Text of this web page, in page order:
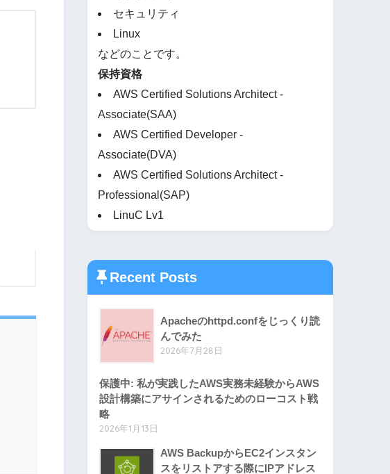
セキュリティ
Linux
などのことです。
保持資格
AWS Certified Solutions Architect -
Associate(SAA)
AWS Certified Developer -
Associate(DVA)
AWS Certified Solutions Architect -
Professional(SAP)
LinuC Lv1
Recent Posts
Apacheのhttpd.confをじっくり読
んでみた
2026年7月28日
保護中: 私が実践したAWS実務未経験からAWS
設計構築にアサインされるためのローコスト戦
略
2026年1月13日
AWS BackupからEC2インスタン
スをリストアする際にIPアドレス